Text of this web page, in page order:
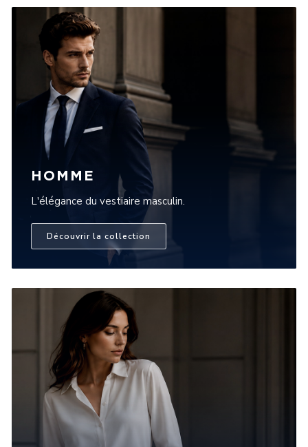
HOMME
L'élégance du vestiaire masculin.
Découvrir la collection